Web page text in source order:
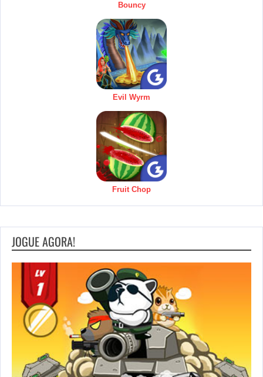
Bouncy
Evil Wyrm
Fruit Chop
JOGUE AGORA!